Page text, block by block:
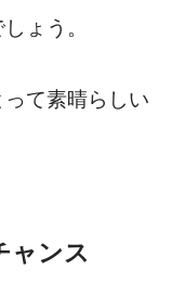
ょう。
て素晴らしい
ャンス